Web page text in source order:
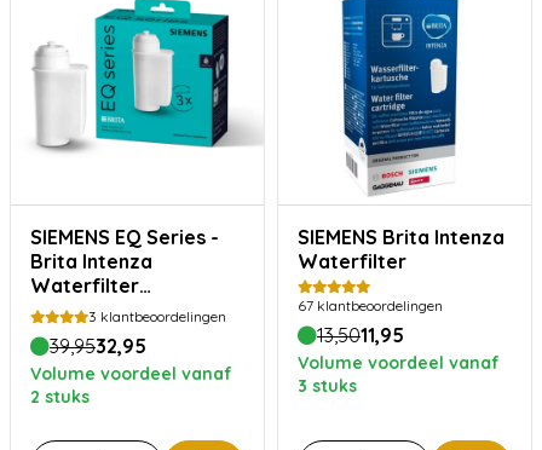
SIEMENS EQ Series -
Brita Intenza
Waterfilter
Voordeelverpakking
3 klantbeoordelingen
39,9532,95
Volume voordeel vanaf
2 stuks
SIEMENS Brita Intenza
Waterfilter
67 klantbeoordelingen
13,5011,95
Volume voordeel vanaf
3 stuks